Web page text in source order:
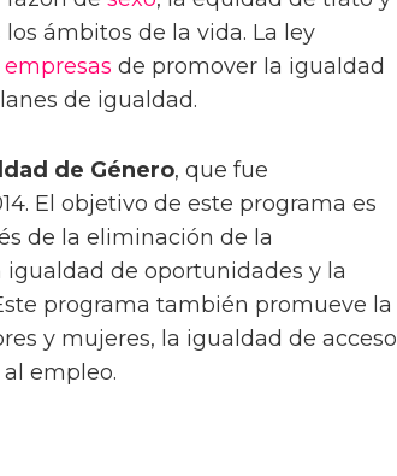
ámbitos de la vida. La ley
empresas de promover la igualdad
de igualdad.
de Género, que fue
El objetivo de este programa es
de la eliminación de la
de oportunidades y la
programa también promueve la
y mujeres, la igualdad de acceso
empleo.